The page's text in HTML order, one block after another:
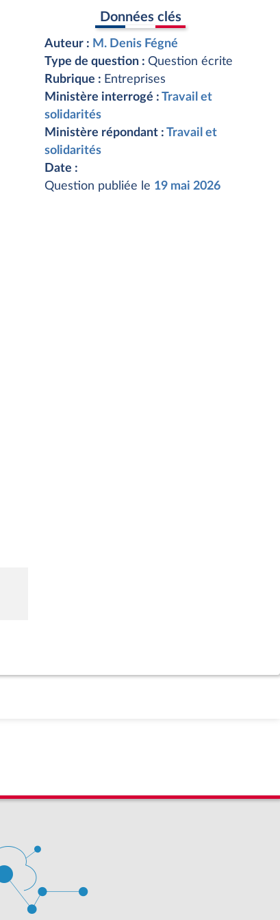
Données clés
Auteur : M. Denis Fégné
Type de question : Question écrite
Rubrique : Entreprises
Ministère interrogé : Travail et
solidarités
Ministère répondant : Travail et
solidarités
Date :
Question publiée le 19 mai 2026